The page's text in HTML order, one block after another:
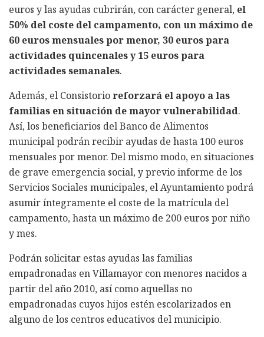
euros y las ayudas cubrirán, con carácter general, el
50% del coste del campamento, con un máximo de
60 euros mensuales por menor, 30 euros para
actividades quincenales y 15 euros para
actividades semanales.
Además, el Consistorioreforzará el apoyo a las
familias en situación de mayor vulnerabilidad.
Así, los beneficiarios del Banco de Alimentos
municipal podrán recibir ayudas de hasta 100 euros
mensuales por menor. Del mismo modo, en situaciones
de grave emergencia social, y previo informe de los
Servicios Sociales municipales, el Ayuntamiento podrá
asumir íntegramente el coste de la matrícula del
campamento, hasta un máximo de 200 euros por niño
y mes.
Podrán solicitar estas ayudas las familias
empadronadas en Villamayor con menores nacidos a
partir del año 2010, así como aquellas no
empadronadas cuyos hijos estén escolarizados en
alguno de los centros educativos del municipio.